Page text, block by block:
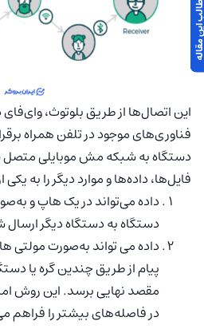
فناوری‌های موجود در تلفن همراه
دستگاه به شبکه مش موبایلی متصل
فایل‌ها، داده‌ها و موارد دیگر را به
داده می‌تواند در یک هاپ و
دستگاه به دستگاه دیگر ارسال
داده می تواند به‌صورت مولتی
پیام از طریق چندین گره یا
مقصد نهایی برسد. این روش
در فاصله‌های بیشتر را فراهم